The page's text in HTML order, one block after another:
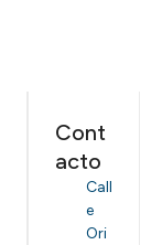
Cont
acto
Call
e
Ori